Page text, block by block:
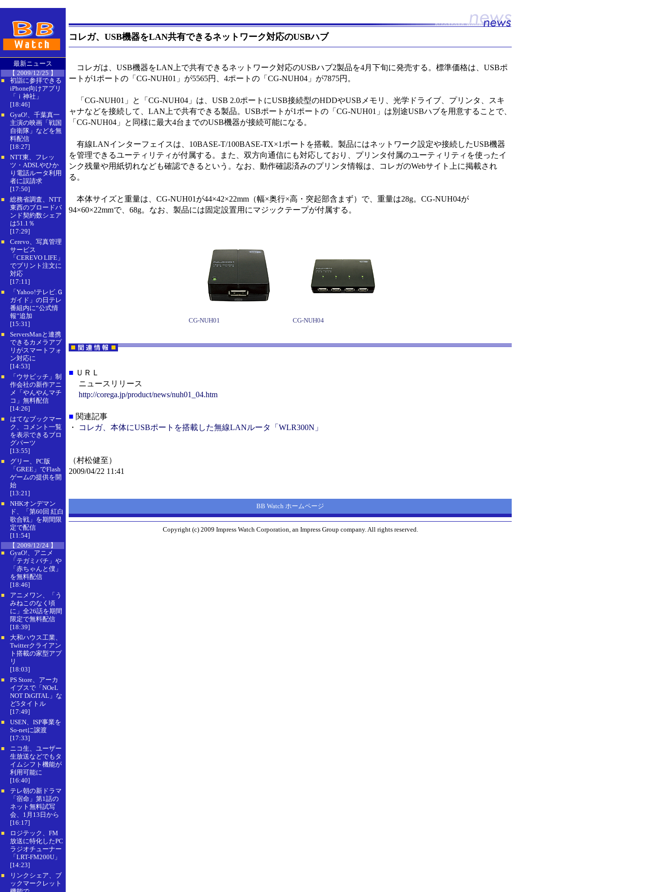
最新ニュース
【 2009/12/25 】
■
初詣に参拝できる
iPhone向けアプリ
「ｉ神社」
[18:46]
■
GyaO!、千葉真一
主演の映画「戦国
自衛隊」などを無
料配信
[18:27]
■
NTT東、フレッ
ツ・ADSLやひか
り電話ルータ利用
者に誤請求
[17:50]
■
総務省調査、NTT
東西のブロードバ
ンド契約数シェア
は51.1％
[17:29]
■
Cerevo、写真管理
サービス
「CEREVO LIFE」
でプリント注文に
対応
[17:11]
■
「Yahoo!テレビ.Ｇ
ガイド」の日テレ
番組内に“公式情
報”追加
[15:31]
■
ServersManと連携
できるカメラアプ
リがスマートフォ
ン対応に
[14:53]
■
「ウサビッチ」制
作会社の新作アニ
メ「やんやんマチ
コ」無料配信
[14:26]
■
はてなブックマー
ク、コメント一覧
を表示できるブロ
グパーツ
[13:55]
■
グリー、PC版
「GREE」でFlash
ゲームの提供を開
始
[13:21]
■
NHKオンデマン
ド、「第60回 紅白
歌合戦」を期間限
定で配信
[11:54]
【 2009/12/24 】
■
GyaO!、アニメ
「テガミバチ」や
「赤ちゃんと僕」
を無料配信
[18:46]
■
アニメワン、「う
みねこのなく頃
に」全26話を期間
限定で無料配信
[18:39]
■
大和ハウス工業、
Twitterクライアン
ト搭載の家型アプ
リ
[18:03]
■
PS Store、アーカ
イブスで「NOeL
NOT DiGITAL」な
ど5タイトル
[17:49]
■
USEN、ISP事業を
So-netに譲渡
[17:33]
■
ニコ生、ユーザー
生放送などでもタ
イムシフト機能が
利用可能に
[16:40]
■
テレ朝の新ドラマ
「宿命」第1話の
ネット無料試写
会、1月13日から
[16:17]
■
ロジテック、FM
放送に特化したPC
ラジオチューナー
「LRT-FM200U」
[14:23]
■
リンクシェア、ブ
ックマークレット
コレガ、USB機器をLAN共有できるネットワーク対応のUSBハブ
コレガは、USB機器をLAN上で共有できるネットワーク対応のUSBハブ2製品を4月下旬に発売する。標準価格は、USBポ
ートが1ポートの「CG-NUH01」が5565円、4ポートの「CG-NUH04」が7875円。
「CG-NUH01」と「CG-NUH04」は、USB 2.0ポートにUSB接続型のHDDやUSBメモリ、光学ドライブ、プリンタ、スキ
ャナなどを接続して、LAN上で共有できる製品。USBポートが1ポートの「CG-NUH01」は別途USBハブを用意することで、
「CG-NUH04」と同様に最大4台までのUSB機器が接続可能になる。
有線LANインターフェイスは、10BASE-T/100BASE-TX×1ポートを搭載。製品にはネットワーク設定や接続したUSB機器
を管理できるユーティリティが付属する。また、双方向通信にも対応しており、プリンタ付属のユーティリティを使ったイ
ンク残量や用紙切れなども確認できるという。なお、動作確認済みのプリンタ情報は、コレガのWebサイト上に掲載され
る。
本体サイズと重量は、CG-NUH01が44×42×22mm（幅×奥行×高・突起部含まず）で、重量は28g。CG-NUH04が
94×60×22mmで、68g。なお、製品には固定設置用にマジックテープが付属する。
CG-NUH01 CG-NUH04
■ ＵＲＬ
ニュースリリース
http://corega.jp/product/news/nuh01_04.htm
■ 関連記事
・
コレガ、本体にUSBポートを搭載した無線LANルータ「WLR300N」
（村松健至）
2009/04/22 11:41
BB Watch ホームページ
Copyright (c) 2009 Impress Watch Corporation, an Impress Group company. All rights reserved.